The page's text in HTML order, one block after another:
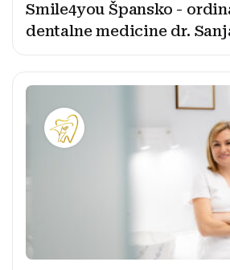
Smile4you Špansko -
dentalne medicine dr.